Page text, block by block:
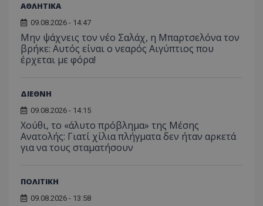
ΑΘΛΗΤΙΚΑ
09.08.2026 - 14:47
Μην ψάχνεις τον νέο Σαλάχ, η Μπαρτσελόνα τον
βρήκε: Αυτός είναι ο νεαρός Αιγύπτιος που
έρχεται με φόρα!
ΔΙΕΘΝΗ
09.08.2026 - 14:15
Χούθι, το «άλυτο πρόβλημα» της Μέσης
Ανατολής: Γιατί χίλια πλήγματα δεν ήταν αρκετά
για να τους σταματήσουν
ΠΟΛΙΤΙΚΗ
09.08.2026 - 13:58